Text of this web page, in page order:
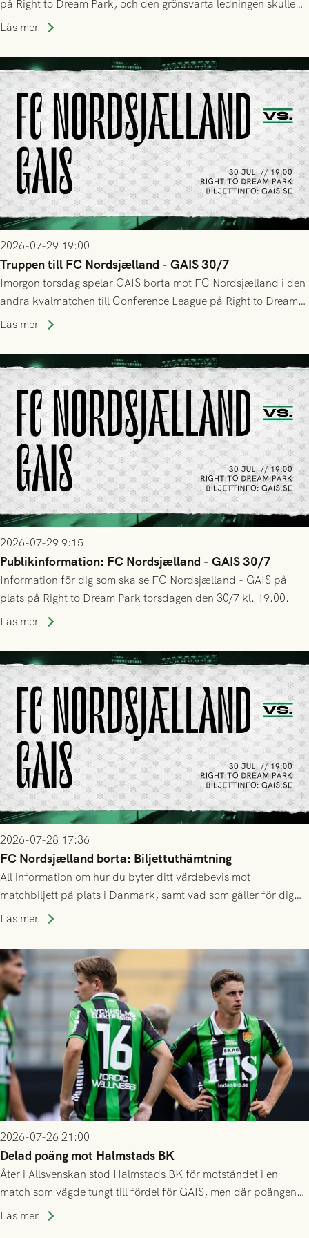
på Right to Dream Park, och den grönsvarta ledningen skulle
upphöra efter mindre än kvarten spelad. På lika mark visade
tennissiffror och det grönsvarta europaäventyret tog slut.
Läs mer
2026-07-29 19:00
Truppen till FC Nordsjælland - GAIS 30/7
Imorgon torsdag spelar GAIS borta mot FC Nordsjælland i den
andra kvalmatchen till Conference League på Right to Dream
Park! Fredrik Holmberg och ledarstaben har tagit ut följande
Läs mer
2026-07-29 9:15
Publikinformation: FC Nordsjælland - GAIS 30/7
Information för dig som ska se FC Nordsjælland - GAIS på
plats på Right to Dream Park torsdagen den 30/7 kl. 19.00.
Läs mer
2026-07-28 17:36
FC Nordsjælland borta: Biljettuthämtning
All information om hur du byter ditt värdebevis mot
matchbiljett på plats i Danmark, samt vad som gäller för dig
som står på reservlista eller fått förhinder.
Läs mer
2026-07-26 21:00
Delad poäng mot Halmstads BK
Åter i Allsvenskan stod Halmstads BK för motståndet i en
match som vägde tungt till fördel för GAIS, men där poängen
delades efter dramatik på tilläggstid.
Läs mer